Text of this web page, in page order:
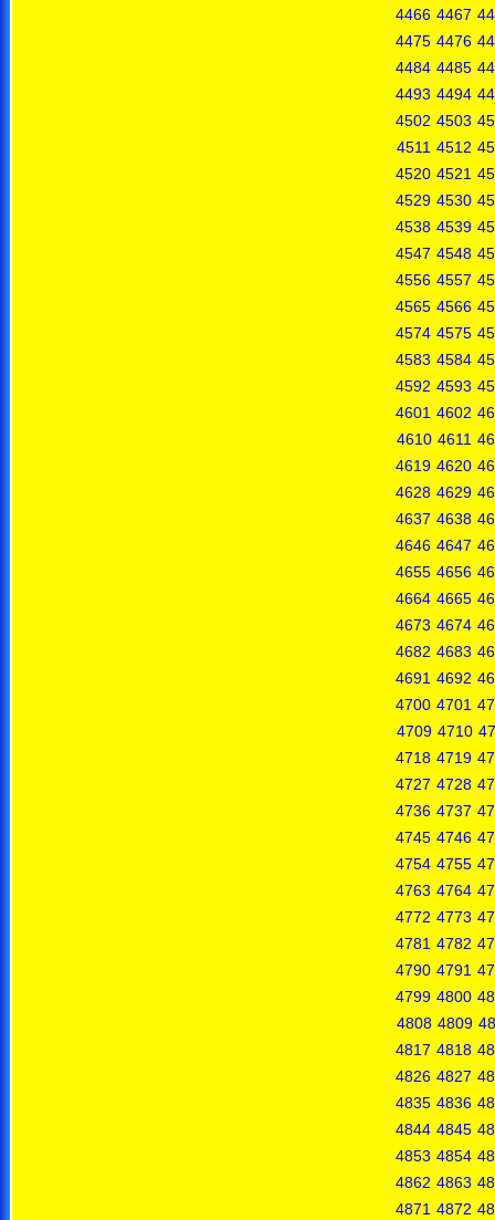
4466 4467
4475 4476
4484 4485
4493 4494
4502 4503
4511 4512
4520 4521
4529 4530
4538 4539
4547 4548
4556 4557
4565 4566
4574 4575
4583 4584
4592 4593
4601 4602
4610 4611
4619 4620
4628 4629
4637 4638
4646 4647
4655 4656
4664 4665
4673 4674
4682 4683
4691 4692
4700 4701
4709 4710
4718 4719
4727 4728
4736 4737
4745 4746
4754 4755
4763 4764
4772 4773
4781 4782
4790 4791
4799 4800
4808 4809
4817 4818
4826 4827
4835 4836
4844 4845
4853 4854
4862 4863
4871 4872